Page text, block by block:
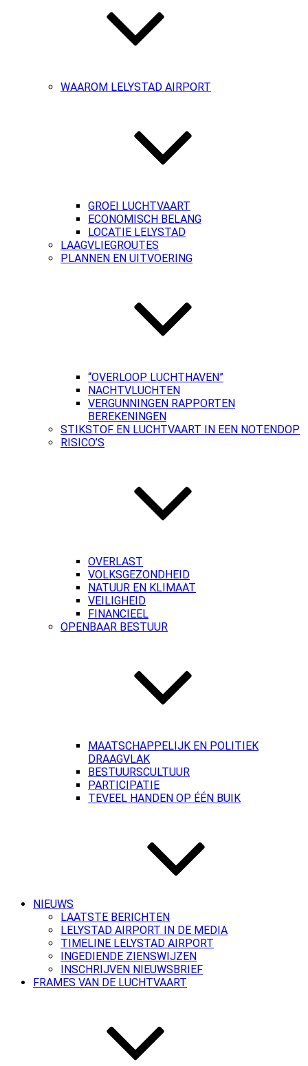
WAAROM LELYSTAD AIRPORT
GROEI LUCHTVAART
ECONOMISCH BELANG
LOCATIE LELYSTAD
LAAGVLIEGROUTES
PLANNEN EN UITVOERING
“OVERLOOP LUCHTHAVEN”
NACHTVLUCHTEN
VERGUNNINGEN RAPPORTEN
BEREKENINGEN
STIKSTOF EN LUCHTVAART IN EEN NOTENDOP
RISICO’S
OVERLAST
VOLKSGEZONDHEID
NATUUR EN KLIMAAT
VEILIGHEID
FINANCIEEL
OPENBAAR BESTUUR
MAATSCHAPPELIJK EN POLITIEK
DRAAGVLAK
BESTUURSCULTUUR
PARTICIPATIE
TEVEEL HANDEN OP ÉÉN BUIK
NIEUWS
LAATSTE BERICHTEN
LELYSTAD AIRPORT IN DE MEDIA
TIMELINE LELYSTAD AIRPORT
INGEDIENDE ZIENSWIJZEN
INSCHRIJVEN NIEUWSBRIEF
FRAMES VAN DE LUCHTVAART